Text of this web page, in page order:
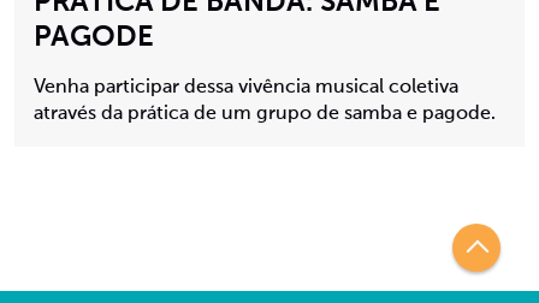
PAGODE
Venha participar dessa vivência musical coletiva
através da prática de um grupo de samba e pagode.